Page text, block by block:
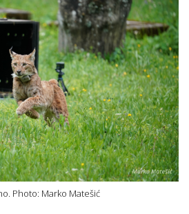
Photo: Marko Matešić